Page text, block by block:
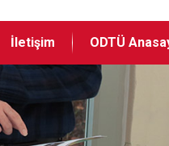
İletişim ODTÜ